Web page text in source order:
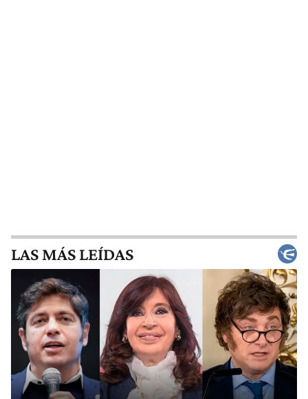
LAS MÁS LEÍDAS